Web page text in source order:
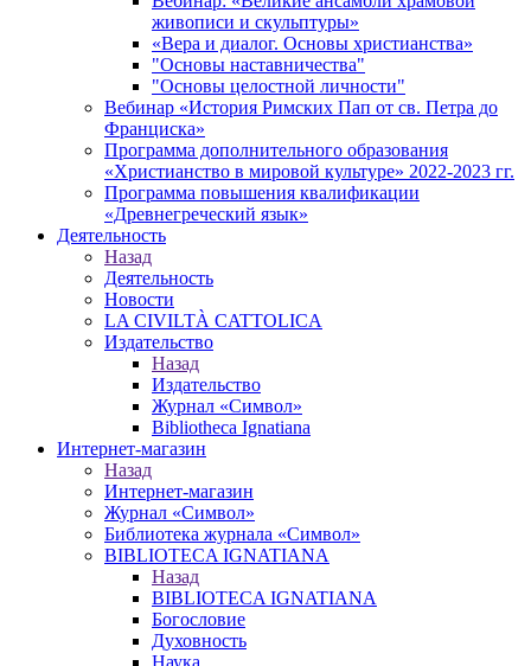
живописи и скульптуры»
«Вера и диалог. Основы христианства»
"Основы наставничества"
"Основы целостной личности"
Вебинар «История Римских Пап от св. Петра до
Франциска»
Программа дополнительного образования
«Христианство в мировой культуре» 2022-2023 гг.
Программа повышения квалификации
«Древнегреческий язык»
Деятельность
Назад
Деятельность
Новости
LA CIVILTÀ CATTOLICA
Издательство
Назад
Издательство
Журнал «Символ»
Bibliotheca Ignatiana
Интернет-магазин
Назад
Интернет-магазин
Журнал «Символ»
Библиотека журнала «Символ»
BIBLIOTECA IGNATIANA
Назад
BIBLIOTECA IGNATIANA
Богословие
Духовность
Наука